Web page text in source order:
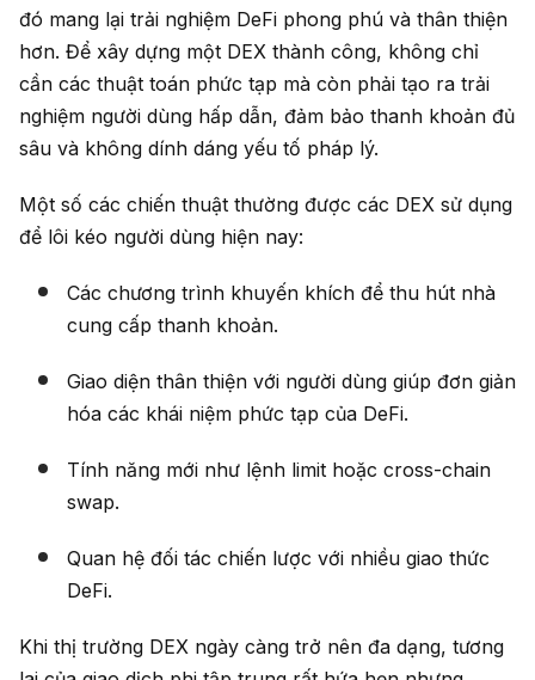
đó mang lại trải nghiệm DeFi phong phú và thân thiện
hơn. Để xây dựng một DEX thành công, không chỉ
cần các thuật toán phức tạp mà còn phải tạo ra trải
nghiệm người dùng hấp dẫn, đảm bảo thanh khoản đủ
sâu và không dính dáng yếu tố pháp lý.
Một số các chiến thuật thường được các DEX sử dụng
để lôi kéo người dùng hiện nay:
Các chương trình khuyến khích để thu hút nhà
cung cấp thanh khoản.
Giao diện thân thiện với người dùng giúp đơn giản
hóa các khái niệm phức tạp của DeFi.
Tính năng mới như lệnh limit hoặc cross-chain
swap.
Quan hệ đối tác chiến lược với nhiều giao thức
DeFi.
Khi thị trường DEX ngày càng trở nên đa dạng, tương